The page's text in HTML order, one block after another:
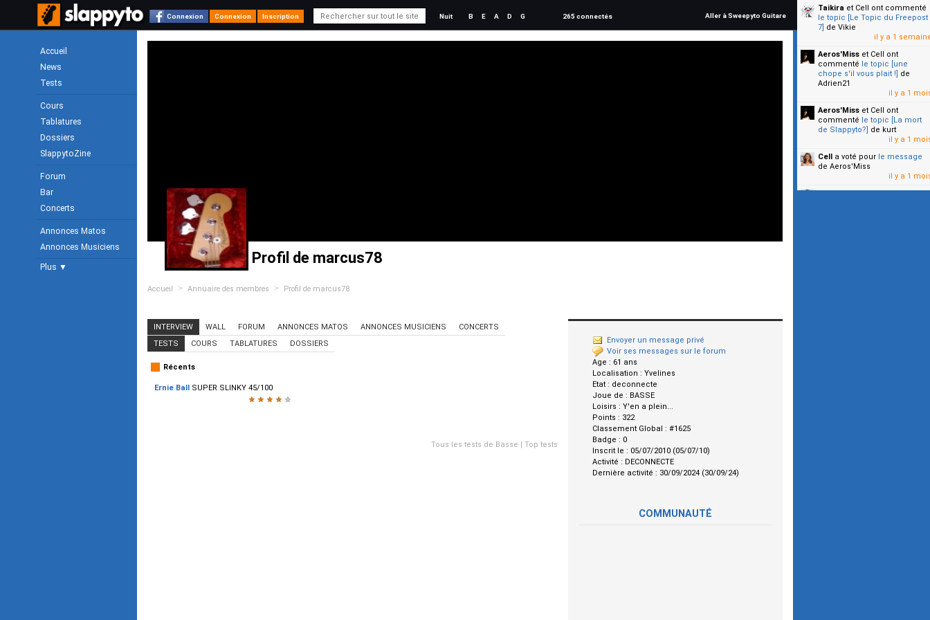
Connexion Connexion Inscription Nuit B E A D G 265 connectés Aller à Sweepyto Guitare
Accueil
News
Tests
Cours
Tablatures
Dossiers
SlappytoZine
Forum
Bar
Concerts
Annonces Matos
Annonces Musiciens
Plus ▼
Profil de marcus78
Accueil > Annuaire des membres > Profil de marcus78
Envoyer un message privé
Voir ses messages sur le forum
Age : 61 ans
Localisation : Yvelines
Etat : deconnecte
Joue de : BASSE
Loisirs : Y'en a plein...
Points : 322
Classement Global : #1625
Badge : 0
Inscrit le : 05/07/2010 (05/07/10)
Activité : DECONNECTE
Dernière activité : 30/09/2024 (30/09/24)
COMMUNAUTÉ
INTERVIEW WALL FORUM ANNONCES MATOS ANNONCES MUSICIENS
CONCERTS
TESTS
COURS TABLATURES DOSSIERS
Récents
Ernie Ball SUPER SLINKY 45/100
★ ★ ★ ★ ★
Tous les tests de Basse | Top tests
Taikira et Cell ont commenté
le topic [Le Topic du Freepost
7] de Vikie
il y a 1
Aeros'Miss et Cell ont
commenté le topic [une
chope s'il vous plait !] de
Adrien21
il y a 1
Aeros'Miss et Cell ont
commenté le topic [La mort
de Slappyto?] de kurt
il y a 1
Cell a voté pour le message
de Aeros'Miss
il y a 1
Cella voté pourle message